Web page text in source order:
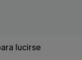
lucirse
EN